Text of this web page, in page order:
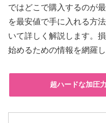
ではどこで購入するのが
を最安値で手に入れる方
いて詳しく解説します。
始めるための情報を網羅し
超ハードな加圧